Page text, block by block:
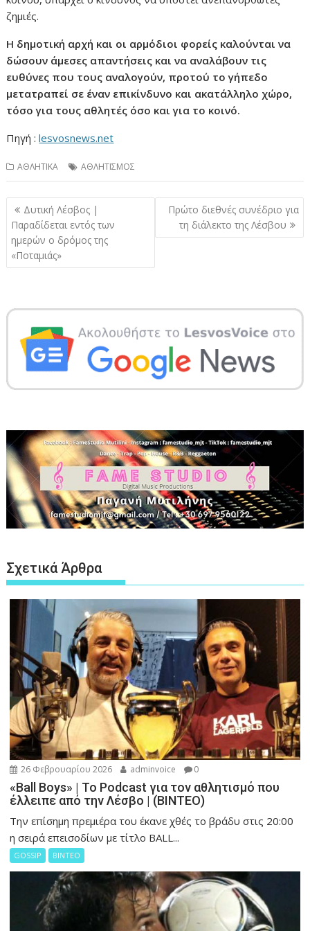
ζημιές.
Η δημοτική αρχή και οι αρμόδιοι φορείς καλούνται να
δώσουν άμεσες απαντήσεις και να αναλάβουν τις
ευθύνες που τους αναλογούν, προτού το γήπεδο
μετατραπεί σε έναν επικίνδυνο και ακατάλληλο χώρο,
τόσο για τους αθλητές όσο και για το κοινό.
Πηγή :lesvosnews.net
ΑΘΛΗΤΙΚΑ ΑΘΛΗΤΙΣΜΟΣ
Πλοήγηση
άρθρων
Δυτική Λέσβος |
Παραδίδεται εντός των
ημερών ο δρόμος της
«Ποταμιάς»
Πρώτο διεθνές συνέδριο για
τη διάλεκτο της Λέσβου
Σχετικά Άρθρα
26 Φεβρουαρίου 2026 adminvoice 0
«Ball Boys» | Το Podcast για τον αθλητισμό που
έλλειπε από την Λέσβο | (ΒΙΝΤΕΟ)
Την επίσημη πρεμιέρα του έκανε χθές το βράδυ στις 20:00
η σειρά επεισοδίων με τίτλο BALL...
GOSSIP ΒΙΝΤΕΟ